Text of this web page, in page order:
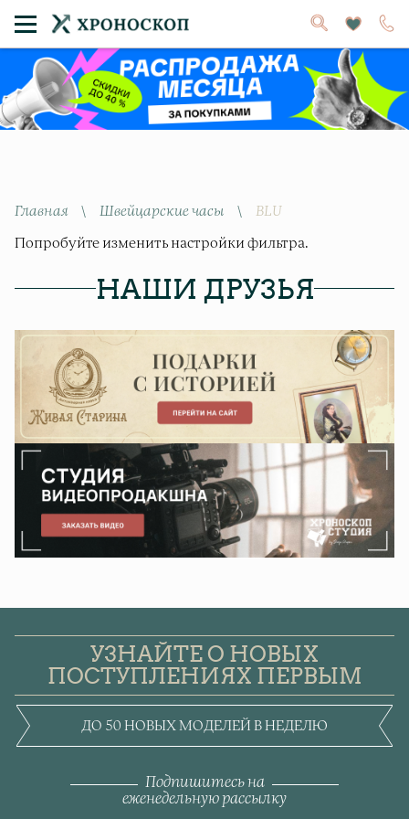
Главная \ Швейцарские часы \ BLU
Попробуйте изменить настройки фильтра.
НАШИ ДРУЗЬЯ
УЗНАЙТЕ О НОВЫХ
ПОСТУПЛЕНИЯХ ПЕРВЫМ
ДО 50 НОВЫХ МОДЕЛЕЙ В НЕДЕЛЮ
Подпишитесь на
еженедельную рассылку